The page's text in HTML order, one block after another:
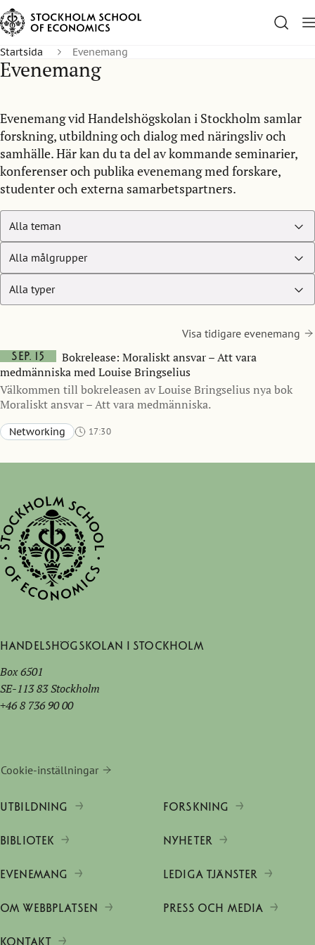
Startsida Evenemang
Evenemang
Evenemang vid Handelshögskolan i Stockholm samlar
forskning, utbildning och dialog med näringsliv och
samhälle. Här kan du ta del av kommande seminarier,
konferenser och publika evenemang med forskare,
studenter och externa samarbetspartners.
Visa tidigare evenemang
sep. 15
Bokrelease: Moraliskt ansvar – Att vara
medmänniska med Louise Bringselius
Välkommen till bokreleasen av Louise Bringselius nya bok
Moraliskt ansvar – Att vara medmänniska.
Networking
17:30
Handelshögskolan i Stockholm
Box 6501
SE-113 83 Stockholm
+46 8 736 90 00
Cookie-inställningar
UTBILDNING FORSKNING
BIBLIOTEK NYHETER
EVENEMANG LEDIGA TJÄNSTER
OM WEBBPLATSEN PRESS OCH MEDIA
KONTAKT